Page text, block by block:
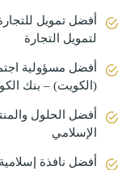
أفضل تمويل
لتمويل التجارة
أفضل مسؤولية
(الكويت) – بنك
أفضل الحلول
الإسلامي
أفضل نافذة